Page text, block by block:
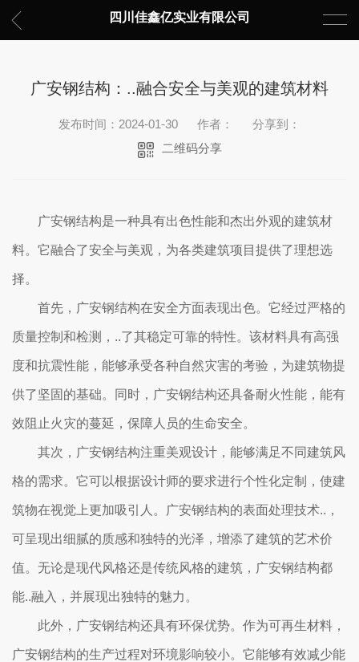
四川佳鑫亿实业有限公司
广安钢结构：..融合安全与美观的建筑材料
发布时间：2024-01-30 作者：
分享到：
二维码分享
广安钢结构是一种具有出色性能和杰出外观的建筑材
料。它融合了安全与美观，为各类建筑项目提供了理想选
择。
首先，广安钢结构在安全方面表现出色。它经过严格的
质量控制和检测，..了其稳定可靠的特性。该材料具有高强
度和抗震性能，能够承受各种自然灾害的考验，为建筑物提
供了坚固的基础。同时，广安钢结构还具备耐火性能，能有
效阻止火灾的蔓延，保障人员的生命安全。
其次，广安钢结构注重美观设计，能够满足不同建筑风
格的需求。它可以根据设计师的要求进行个性化定制，使建
筑物在视觉上更加吸引人。广安钢结构的表面处理技术..，
可呈现出细腻的质感和独特的光泽，增添了建筑的艺术价
值。无论是现代风格还是传统风格的建筑，广安钢结构都
能..融入，并展现出独特的魅力。
此外，广安钢结构还具有环保优势。作为可再生材料，
广安钢结构的生产过程对环境影响较小。它能够有效减少能